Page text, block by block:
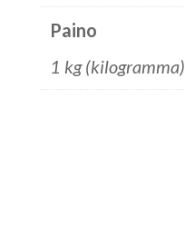
Paino
1 kg (kilogramma)